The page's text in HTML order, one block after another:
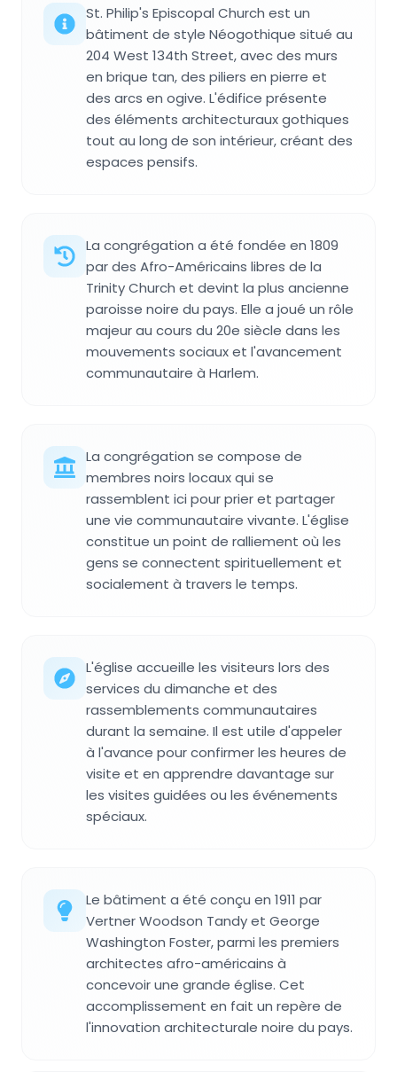
St. Philip's Episcopal Church est un
bâtiment de style Néogothique situé au
204 West 134th Street, avec des murs
en brique tan, des piliers en pierre et
des arcs en ogive. L'édifice présente
des éléments architecturaux gothiques
tout au long de son intérieur, créant des
espaces pensifs.
La congrégation a été fondée en 1809
par des Afro-Américains libres de la
Trinity Church et devint la plus ancienne
paroisse noire du pays. Elle a joué un rôle
majeur au cours du 20e siècle dans les
mouvements sociaux et l'avancement
communautaire à Harlem.
La congrégation se compose de
membres noirs locaux qui se
rassemblent ici pour prier et partager
une vie communautaire vivante. L'église
constitue un point de ralliement où les
gens se connectent spirituellement et
socialement à travers le temps.
L'église accueille les visiteurs lors des
services du dimanche et des
rassemblements communautaires
durant la semaine. Il est utile d'appeler
à l'avance pour confirmer les heures de
visite et en apprendre davantage sur
les visites guidées ou les événements
spéciaux.
Le bâtiment a été conçu en 1911 par
Vertner Woodson Tandy et George
Washington Foster, parmi les premiers
architectes afro-américains à
concevoir une grande église. Cet
accomplissement en fait un repère de
l'innovation architecturale noire du pays.